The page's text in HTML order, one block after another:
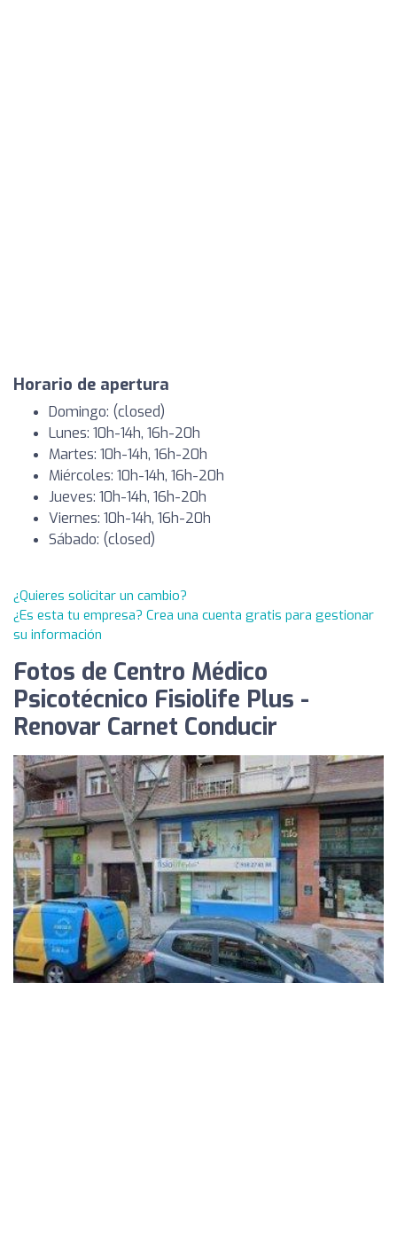
Horario de apertura
Domingo: (closed)
Lunes: 10h-14h, 16h-20h
Martes: 10h-14h, 16h-20h
Miércoles: 10h-14h, 16h-20h
Jueves: 10h-14h, 16h-20h
Viernes: 10h-14h, 16h-20h
Sábado: (closed)
¿Quieres solicitar un cambio?
¿Es esta tu empresa? Crea una cuenta gratis para gestionar
su información
Fotos de Centro Médico
Psicotécnico Fisiolife Plus -
Renovar Carnet Conducir